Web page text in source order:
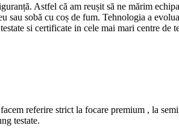
Astfel că am reușit să ne mărim
sobă cu coș de fum. Tehnologia a
si certificate in cele mai mari centre de
referire strict la focare premium , la
testate.